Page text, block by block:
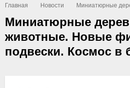
Главная Новости Миниатюрные
Миниатюрные
животные. Новые
подвески. Космос в